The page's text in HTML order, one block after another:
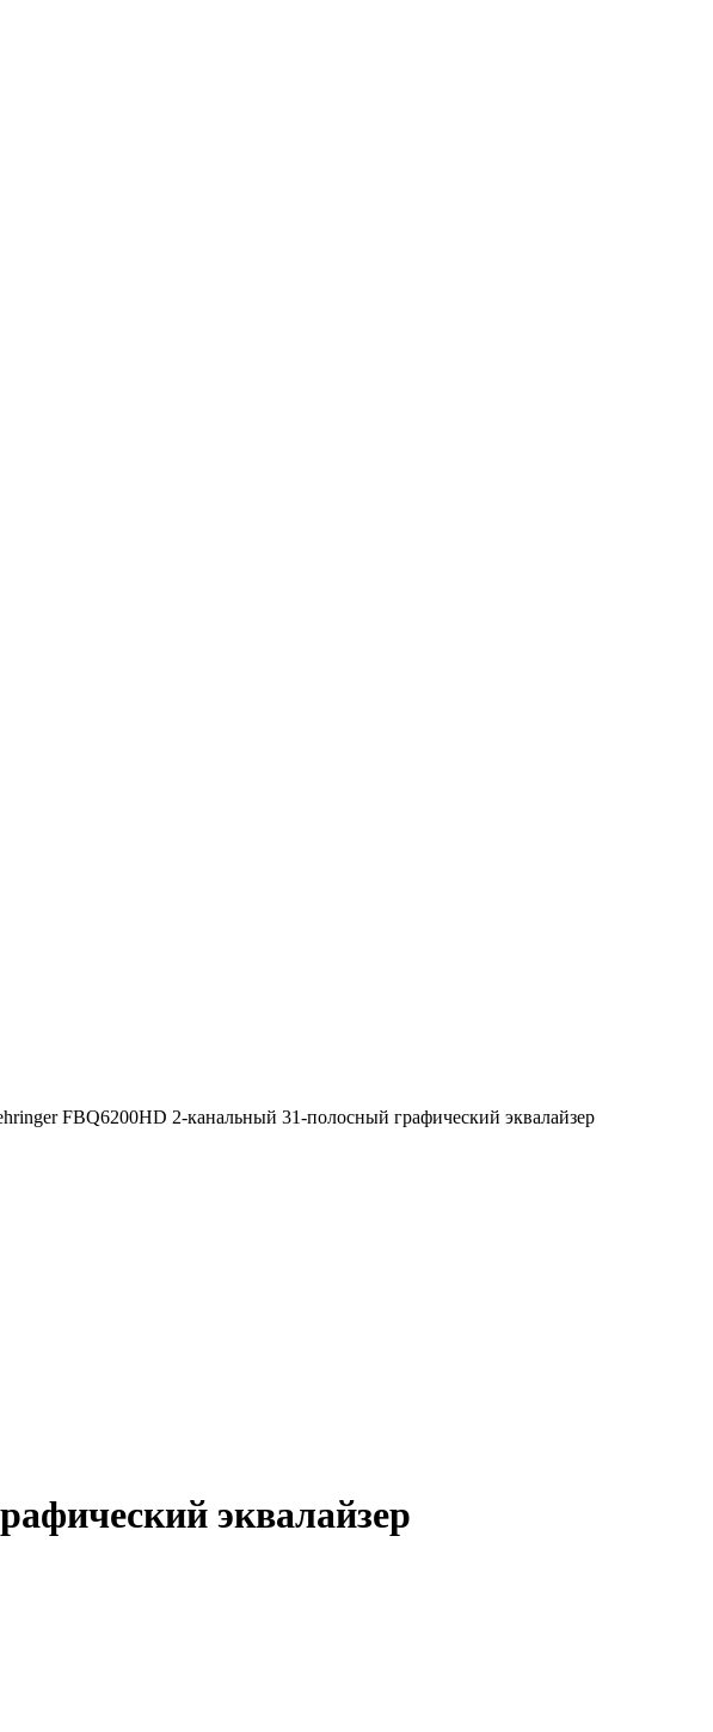
FBQ6200HD 2-канальный 31-полосный графический эквалайзер
эквалайзер